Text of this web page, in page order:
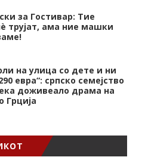
за Гостивар: Тие
трујат, ама ние машки
на улица со дете и ни
евра“: српско семејство
доживеало драма на
Грција